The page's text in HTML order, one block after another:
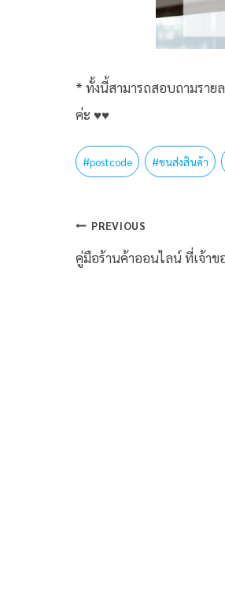
* ทั้งนี้สามารถสอบถามราย
ค่ะ ♥♥
#postcode #ขนส่งสินค้า
PREVIOUS
คู่มือร้านค้าออนไลน์ ที่เจ้าข